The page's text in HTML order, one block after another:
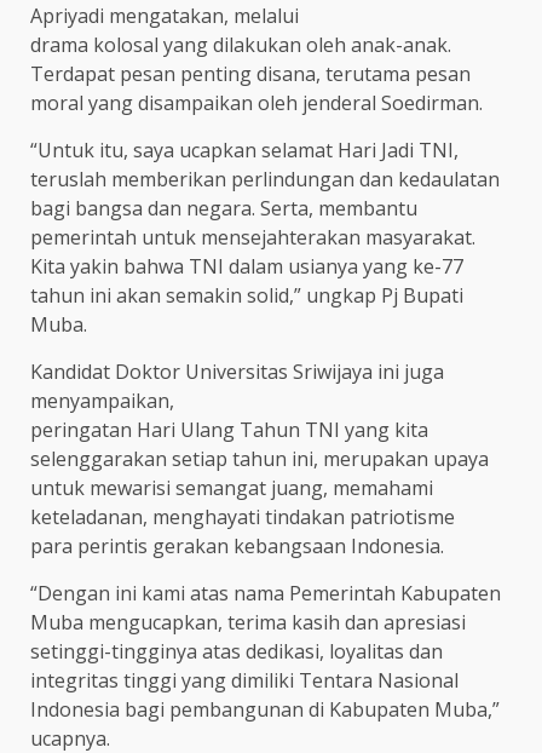
Apriyadi mengatakan, melalui
drama kolosal yang dilakukan oleh anak-anak.
Terdapat pesan penting disana, terutama pesan
moral yang disampaikan oleh jenderal Soedirman.
“Untuk itu, saya ucapkan selamat Hari Jadi TNI,
teruslah memberikan perlindungan dan kedaulatan
bagi bangsa dan negara. Serta, membantu
pemerintah untuk mensejahterakan masyarakat.
Kita yakin bahwa TNI dalam usianya yang ke-77
tahun ini akan semakin solid,” ungkap Pj Bupati
Muba.
Kandidat Doktor Universitas Sriwijaya ini juga
menyampaikan,
peringatan Hari Ulang Tahun TNI yang kita
selenggarakan setiap tahun ini, merupakan upaya
untuk mewarisi semangat juang, memahami
keteladanan, menghayati tindakan patriotisme
para perintis gerakan kebangsaan Indonesia.
“Dengan ini kami atas nama Pemerintah Kabupaten
Muba mengucapkan, terima kasih dan apresiasi
setinggi-tingginya atas dedikasi, loyalitas dan
integritas tinggi yang dimiliki Tentara Nasional
Indonesia bagi pembangunan di Kabupaten Muba,”
ucapnya.